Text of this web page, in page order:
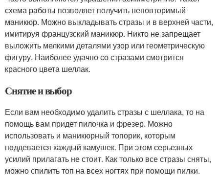
схема работы позволяет получить неповторимый
маникюр. Можно выкладывать стразы и в верхней части,
имитируя французский маникюр. Никто не запрещает
выложить мелкими деталями узор или геометрическую
фигуру. Наиболее удачно со стразами смотрится
красного цвета шеллак.
Снятие и выбор
Если вам необходимо удалить стразы с шеллака, то на
помощь вам придет пилочка и фрезер. Можно
использовать и маникюрный топорик, которым
поддевается каждый камушек. При этом серьезных
усилий прилагать не стоит. Как только все стразы сняты,
можно спилить топ на всех ногтях при помощи пилки.